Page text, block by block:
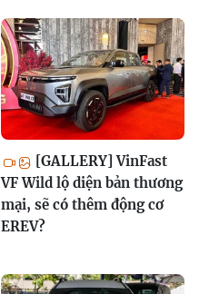
[GALLERY] VinFast
VF Wild lộ diện bản thương
mại, sẽ có thêm động cơ
EREV?